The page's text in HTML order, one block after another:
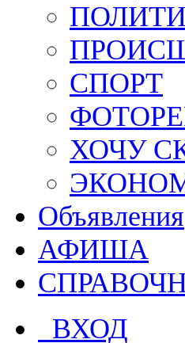
СПОРТ
ХОЧУ
Объявления
АФИША
ВХОД